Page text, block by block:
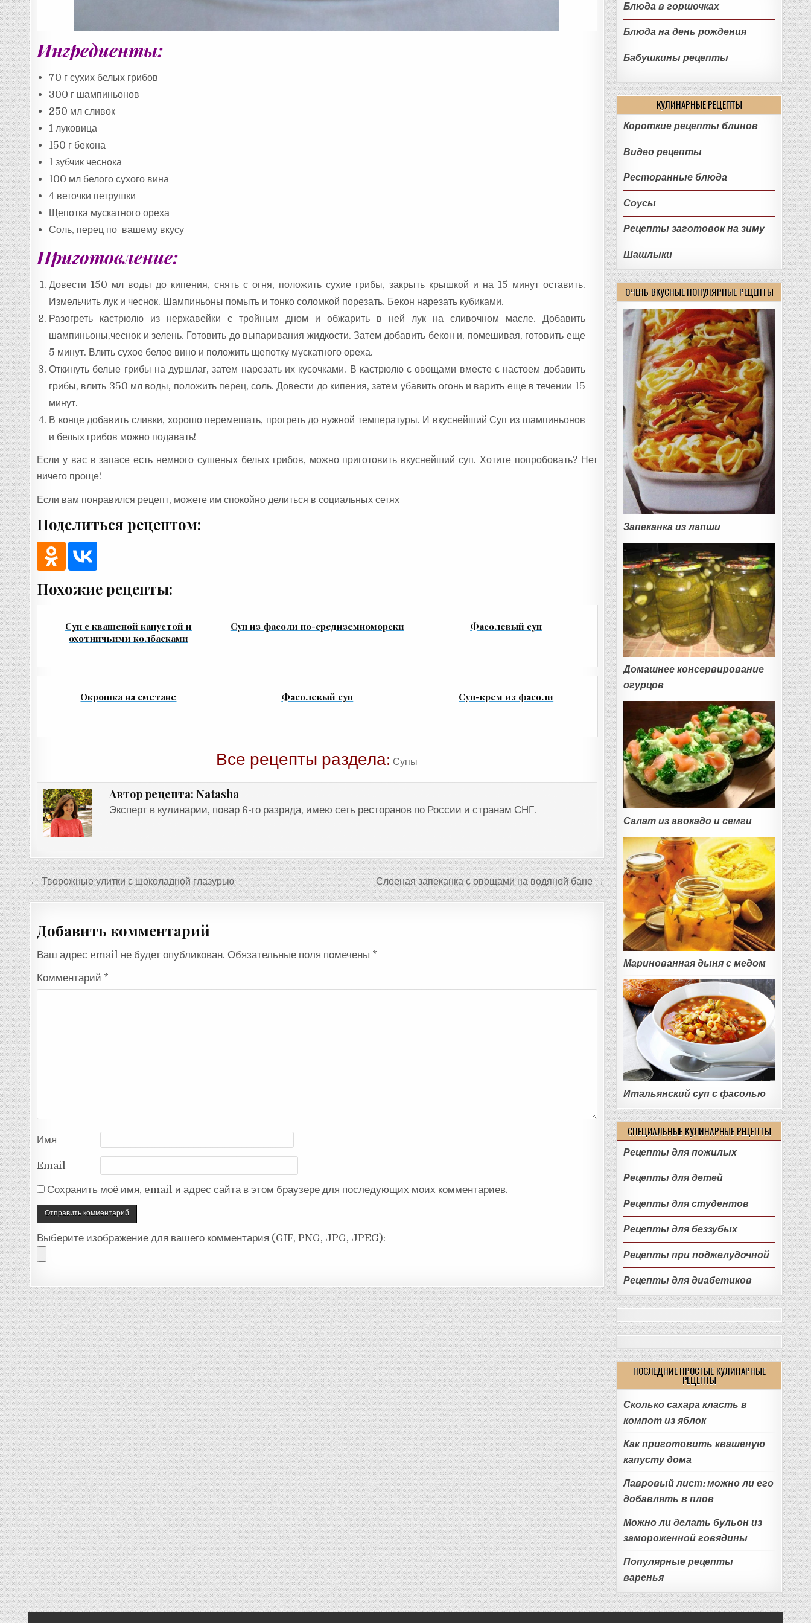
Ингредиенты:
70 г сухих белых грибов
300 г шампиньонов
250 мл сливок
1 луковица
150 г бекона
1 зубчик чеснока
100 мл белого сухого вина
4 веточки петрушки
Щепотка мускатного ореха
Соль, перец по вашему вкусу
Приготовление:
Довести 150 мл воды до кипения, снять с огня, положить сухие грибы, закрыть крышкой и на 15 минут оставить.
Измельчить лук и чеснок. Шампиньоны помыть и тонко соломкой порезать. Бекон нарезать кубиками.
Разогреть кастрюлю из нержавейки с тройным дном и обжарить в ней лук на сливочном масле. Добавить
шампиньоны,чеснок и зелень. Готовить до выпаривания жидкости. Затем добавить бекон и, помешивая, готовить еще
5 минут. Влить сухое белое вино и положить щепотку мускатного ореха.
Откинуть белые грибы на дуршлаг, затем нарезать их кусочками. В кастрюлю с овощами вместе с настоем добавить
грибы, влить 350 мл воды, положить перец, соль. Довести до кипения, затем убавить огонь и варить еще в течении 15
минут.
В конце добавить сливки, хорошо перемешать, прогреть до нужной температуры. И вкуснейший Суп из шампиньонов
и белых грибов можно подавать!
Если у вас в запасе есть немного сушеных белых грибов, можно приготовить вкуснейший суп. Хотите попробовать? Нет
ничего проще!
Если вам понравился рецепт, можете им спокойно делиться в социальных сетях
Поделиться рецептом:
Похожие рецепты:
Суп с квашеной капустой и
охотничьими колбасками
Суп из фасоли по-средиземноморски Фасолевый суп
Окрошка на сметане Фасолевый суп Суп-крем из фасоли
Все рецепты раздела: Супы
Автор рецепта: Natasha
Эксперт в кулинарии, повар 6-го разряда, имею сеть ресторанов по России и странам СНГ.
Навигация
по
записям
← Творожные улитки с шоколадной глазурью Слоеная запеканка с овощами на водяной бане →
Добавить комментарий
Ваш адрес email не будет опубликован. Обязательные поля помечены *
Комментарий *
Имя
Email
Сохранить моё имя, email и адрес сайта в этом браузере для последующих моих комментариев.
Выберите изображение для вашего комментария (GIF, PNG, JPG, JPEG):
Блюда в горшочках
Блюда на день рождения
Бабушкины рецепты
КУЛИНАРНЫЕ РЕЦЕПТЫ
Короткие рецепты блинов
Видео рецепты
Ресторанные блюда
Соусы
Рецепты заготовок на зиму
Шашлыки
ОЧЕНЬ ВКУСНЫЕ ПОПУЛЯРНЫЕ РЕЦЕПТЫ
Запеканка из лапши
Домашнее консервирование
огурцов
Салат из авокадо и семги
Маринованная дыня с медом
Итальянский суп с фасолью
СПЕЦИАЛЬНЫЕ КУЛИНАРНЫЕ РЕЦЕПТЫ
Рецепты для пожилых
Рецепты для детей
Рецепты для студентов
Рецепты для беззубых
Рецепты при поджелудочной
Рецепты для диабетиков
ПОСЛЕДНИЕ ПРОСТЫЕ КУЛИНАРНЫЕ
РЕЦЕПТЫ
Сколько сахара класть в
компот из яблок
Как приготовить квашеную
капусту дома
Лавровый лист: можно ли его
добавлять в плов
Можно ли делать бульон из
замороженной говядины
Популярные рецепты
варенья